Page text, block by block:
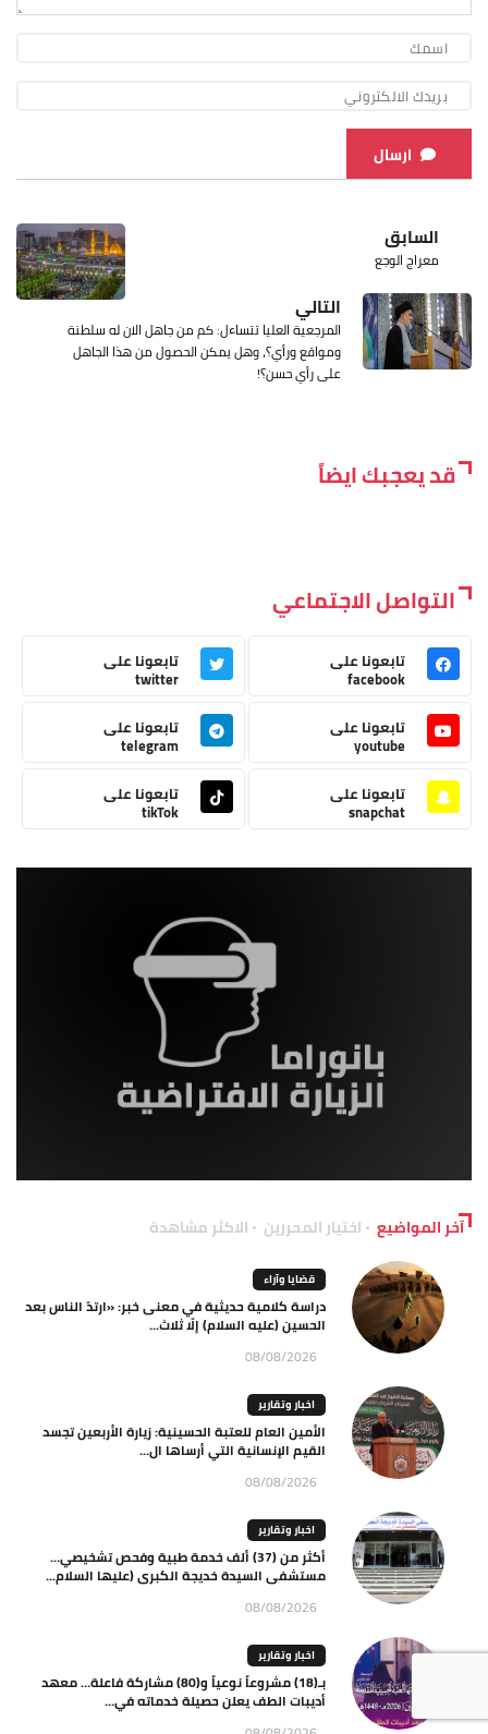
ارسال
السابق
معراج الوجع
التالي
المرجعية العليا تتساءل: كم من جاهل الان له سلطنة
ومواقع ورأي؟، وهل يمكن الحصول من هذا الجاهل
على رأي حسن؟!
قد يعجبك ايضاً
التواصل الاجتماعي
تابعونا على
facebook
تابعونا على
twitter
تابعونا على
youtube
تابعونا على
telegram
تابعونا على
snapchat
تابعونا على
tikTok
آخر المواضيع اختيار المحررين الاكثر مشاهدة
قضايا وآراء
دراسة كلامية حديثية في معنى خبر: «ارتدّ الناس بعد
الحسين (عليه السلام) إلّا ثلاث...
08/08/2026
اخبار وتقارير
الأمين العام للعتبة الحسينية: زيارة الأربعين تجسد
القيم الإنسانية التي أرساها ال...
08/08/2026
اخبار وتقارير
أكثر من (37) ألف خدمة طبية وفحص تشخيصي…
مستشفى السيدة خديجة الكبرى (عليها السلام...
08/08/2026
اخبار وتقارير
بـ(18) مشروعاً نوعياً و(80) مشاركة فاعلة… معهد
أديبات الطف يعلن حصيلة خدماته في...